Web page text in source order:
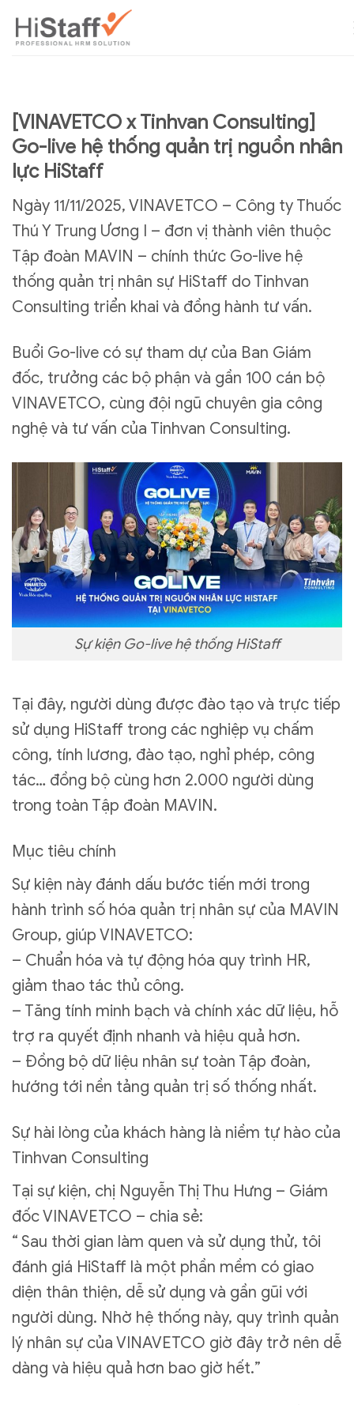
[VINAVETCO x Tinhvan Consulting]
Go-live hệ thống quản trị nguồn nhân
lực HiStaff
Ngày 11/11/2025, VINAVETCO – Công ty Thuốc
Thú Y Trung Ương I – đơn vị thành viên thuộc
Tập đoàn MAVIN – chính thức Go-live hệ
thống quản trị nhân sự HiStaff do Tinhvan
Consulting triển khai và đồng hành tư vấn.
Buổi Go-live có sự tham dự của Ban Giám
đốc, trưởng các bộ phận và gần 100 cán bộ
VINAVETCO, cùng đội ngũ chuyên gia công
nghệ và tư vấn của Tinhvan Consulting.
Sự kiện Go-live hệ thống HiStaff
Tại đây, người dùng được đào tạo và trực tiếp
sử dụng HiStaff trong các nghiệp vụ chấm
công, tính lương, đào tạo, nghỉ phép, công
tác… đồng bộ cùng hơn 2.000 người dùng
trong toàn Tập đoàn MAVIN.
Mục tiêu chính
Sự kiện này đánh dấu bước tiến mới trong
hành trình số hóa quản trị nhân sự của MAVIN
Group, giúp VINAVETCO:
– Chuẩn hóa và tự động hóa quy trình HR,
giảm thao tác thủ công.
– Tăng tính minh bạch và chính xác dữ liệu, hỗ
trợ ra quyết định nhanh và hiệu quả hơn.
– Đồng bộ dữ liệu nhân sự toàn Tập đoàn,
hướng tới nền tảng quản trị số thống nhất.
Sự hài lòng của khách hàng là niềm tự hào của
Tinhvan Consulting
Tại sự kiện, chị Nguyễn Thị Thu Hưng – Giám
đốc VINAVETCO – chia sẻ:
“ Sau thời gian làm quen và sử dụng thử, tôi
đánh giá HiStaff là một phần mềm có giao
diện thân thiện, dễ sử dụng và gần gũi với
người dùng. Nhờ hệ thống này, quy trình quản
lý nhân sự của VINAVETCO giờ đây trở nên dễ
dàng và hiệu quả hơn bao giờ hết.”